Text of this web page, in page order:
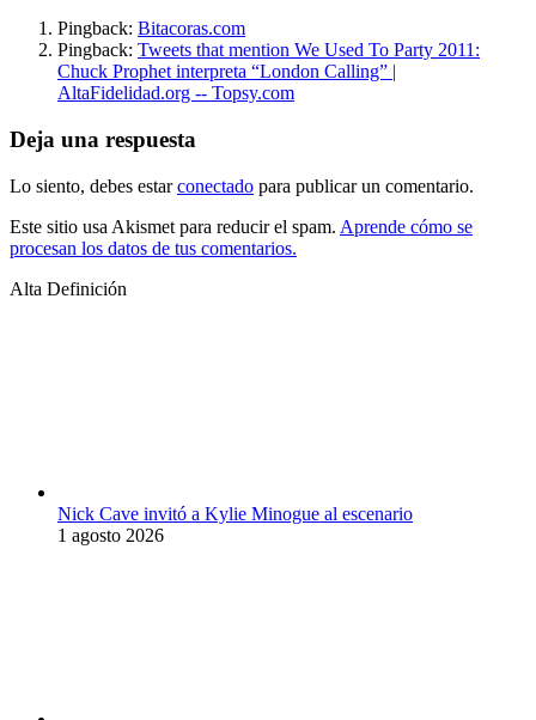
Pingback: Bitacoras.com
Pingback: Tweets that mention We Used To Party 2011:
Chuck Prophet interpreta “London Calling” |
AltaFidelidad.org -- Topsy.com
Deja una respuesta
Lo siento, debes estarconectado para publicar un comentario.
Este sitio usa Akismet para reducir el spam. Aprende cómo se
procesan los datos de tus comentarios.
Alta Definición
Nick Cave invitó a Kylie Minogue al escenario
1 agosto 2026